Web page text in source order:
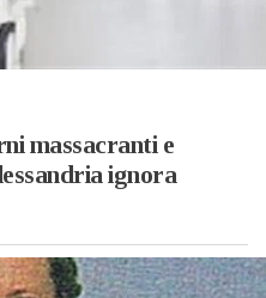
massacranti e
ignora